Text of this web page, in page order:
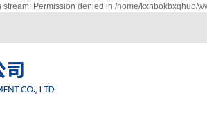
Permission denied in /home/kxhbokbxqhub/